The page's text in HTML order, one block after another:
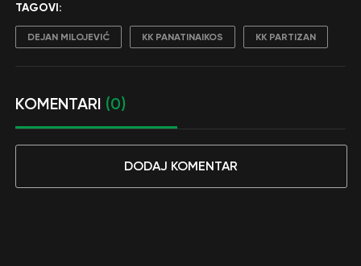
TAGOVI:
DEJAN MILOJEVIĆ KK PANATINAIKOS KK PARTIZAN
KOMENTARI (0)
DODAJ KOMENTAR